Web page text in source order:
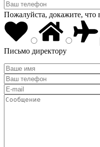
Пожалуйста, докажите, что
Письмо директору